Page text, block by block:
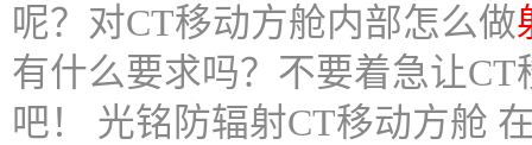
呢？对CT移动方舱内部怎么做
有什么要求吗？不要着急让
吧！ 光铭防辐射CT移动方舱